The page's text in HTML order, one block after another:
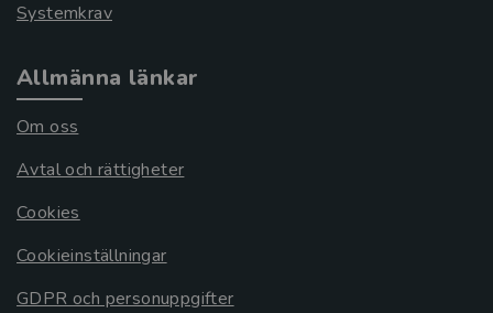
Systemkrav
Allmänna länkar
Om oss
Avtal och rättigheter
Cookies
Cookieinställningar
GDPR och personuppgifter